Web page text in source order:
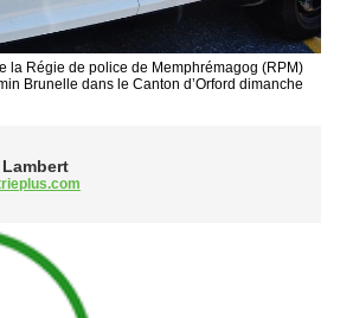
la Régie de police de Memphrémagog (RPM)
Brunelle dans le Canton d’Orford dimanche